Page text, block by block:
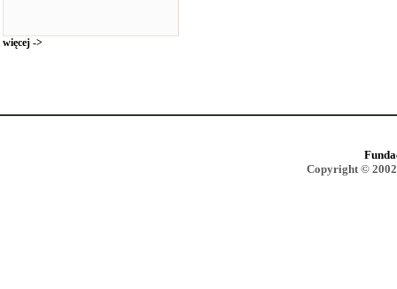
więcej ->
Copyright ©